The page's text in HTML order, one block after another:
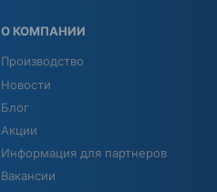
О КОМПАНИИ
Производство
Новости
Блог
Акции
Информация для партнеров
Вакансии